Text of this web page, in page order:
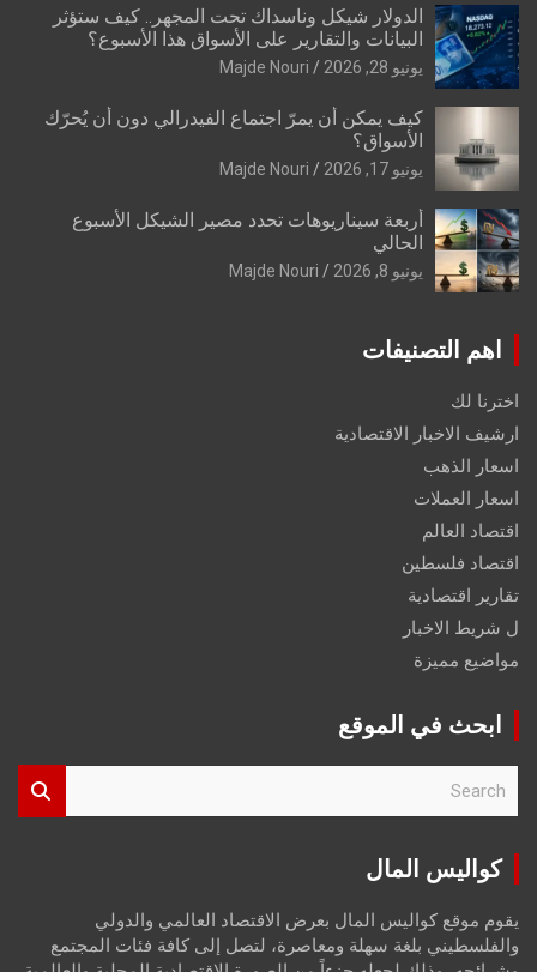
الدولار شيكل وناسداك تحت المجهر.. كيف ستؤثر
البيانات والتقارير على الأسواق هذا الأسبوع؟
يونيو 28, 2026 Majde Nouri
كيف يمكن أن يمرّ اجتماع الفيدرالي دون أن يُحرّك
الأسواق؟
يونيو 17, 2026 Majde Nouri
أربعة سيناريوهات تحدد مصير الشيكل الأسبوع
الحالي
يونيو 8, 2026 Majde Nouri
اهم التصنيفات
اخترنا لك
ارشيف الاخبار الاقتصادية
اسعار الذهب
اسعار العملات
اقتصاد العالم
اقتصاد فلسطين
تقارير اقتصادية
ل شريط الاخبار
مواضيع مميزة
ابحث في الموقع
r
كواليس المال
يقوم موقع كواليس المال بعرض الاقتصاد العالمي والدولي
والفلسطيني بلغة سهلة ومعاصرة، لتصل إلى كافة فئات المجتمع